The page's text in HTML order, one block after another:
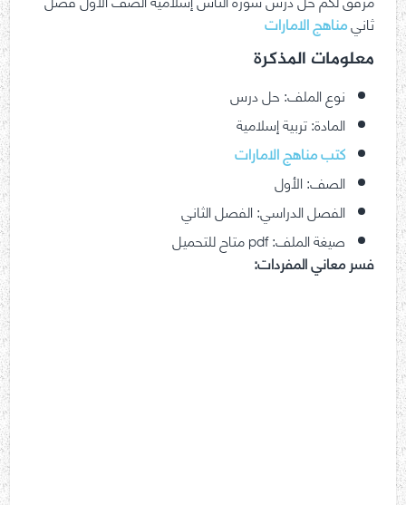
ثانيمناهج الامارات
معلومات المذكرة
نوع الملف: حل درس
المادة: تربية إسلامية
كتب مناهج الامارات
الصف: الأول
الفصل الدراسي: الفصل الثاني
صيغة الملف: pdf متاح للتحميل
فسر معاني المفردات: